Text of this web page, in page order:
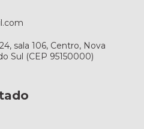
sala 106, Centro, Nova
Sul (CEP 95150000)